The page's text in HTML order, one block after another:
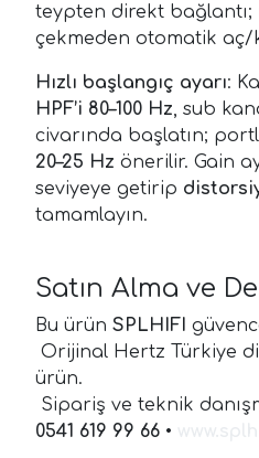
teypten direkt bağlantı;
çekmeden otomatik aç/
Hızlı başlangıç ayarı:
HPF’i 80–100 Hz, sub
civarında başlatın;
20–25 Hz önerilir. Gain
seviyeye getirip
tamamlayın.
Satın Alma ve
Bu ürün SPLHIFI
Orijinal Hertz Türkiye
ürün.
Sipariş ve teknik
0541 619 99 66 •